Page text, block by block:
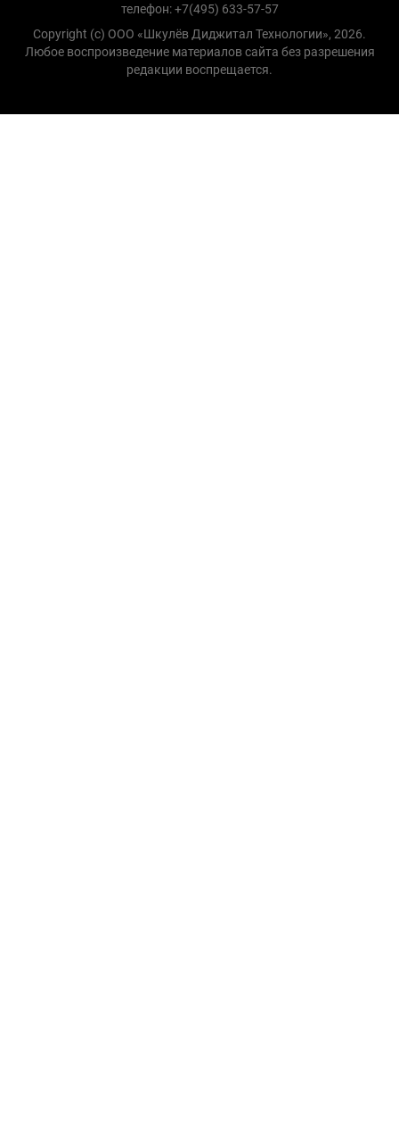
телефон: +7(495) 633-57-57
Copyright (с) ООО «Шкулёв Диджитал Технологии», 2026.
Любое воспроизведение материалов сайта без разрешения
редакции воспрещается.